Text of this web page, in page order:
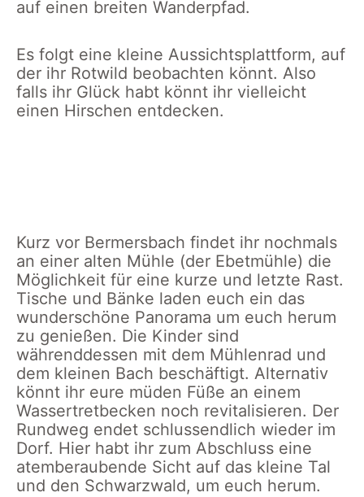
auf einen breiten Wanderpfad.
Es folgt eine kleine Aussichtsplattform, auf
der ihr Rotwild beobachten könnt. Also
falls ihr Glück habt könnt ihr vielleicht
einen Hirschen entdecken.
Kurz vor Bermersbach findet ihr nochmals
an einer alten Mühle (der Ebetmühle) die
Möglichkeit für eine kurze und letzte Rast.
Tische und Bänke laden euch ein das
wunderschöne Panorama um euch herum
zu genießen. Die Kinder sind
währenddessen mit dem Mühlenrad und
dem kleinen Bach beschäftigt. Alternativ
könnt ihr eure müden Füße an einem
Wassertretbecken noch revitalisieren. Der
Rundweg endet schlussendlich wieder im
Dorf. Hier habt ihr zum Abschluss eine
atemberaubende Sicht auf das kleine Tal
und den Schwarzwald, um euch herum.